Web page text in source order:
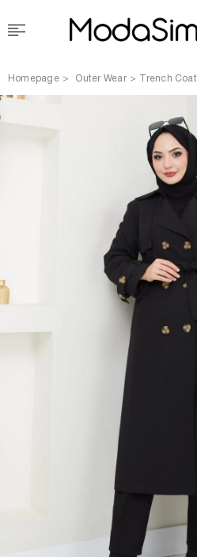
Homepage Outer Wear Trench Coat